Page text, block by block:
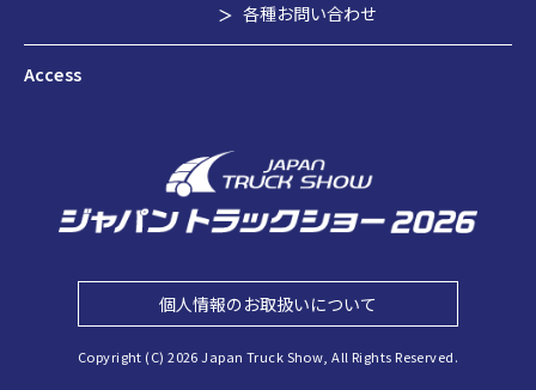
個人情報のお取扱いについて
Copyright (C) 2026 Japan Truck Show, All Rights Reserved.
各種お問い合わせ
Access